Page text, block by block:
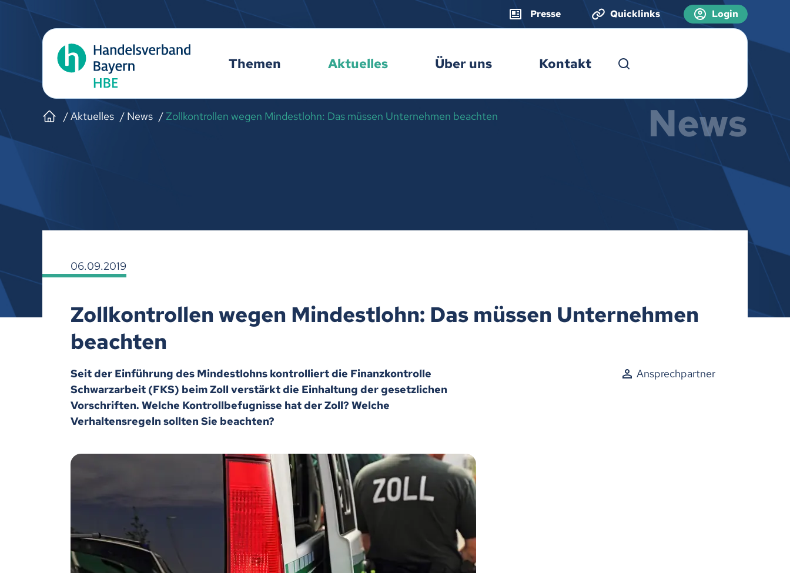
Presse Quicklinks Login
Themen Aktuelles Über uns Kontakt
Aktuelles News Zollkontrollen wegen Mindestlohn: Das müssen Unternehmen beachten News
06.09.2019
Zollkontrollen wegen Mindestlohn: Das müssen Unternehmen
beachten
Seit der Einführung des Mindestlohns kontrolliert die Finanzkontrolle
Schwarzarbeit (FKS) beim Zoll verstärkt die Einhaltung der gesetzlichen
Vorschriften. Welche Kontrollbefugnisse hat der Zoll? Welche
Verhaltensregeln sollten Sie beachten?
Ansprechpartner